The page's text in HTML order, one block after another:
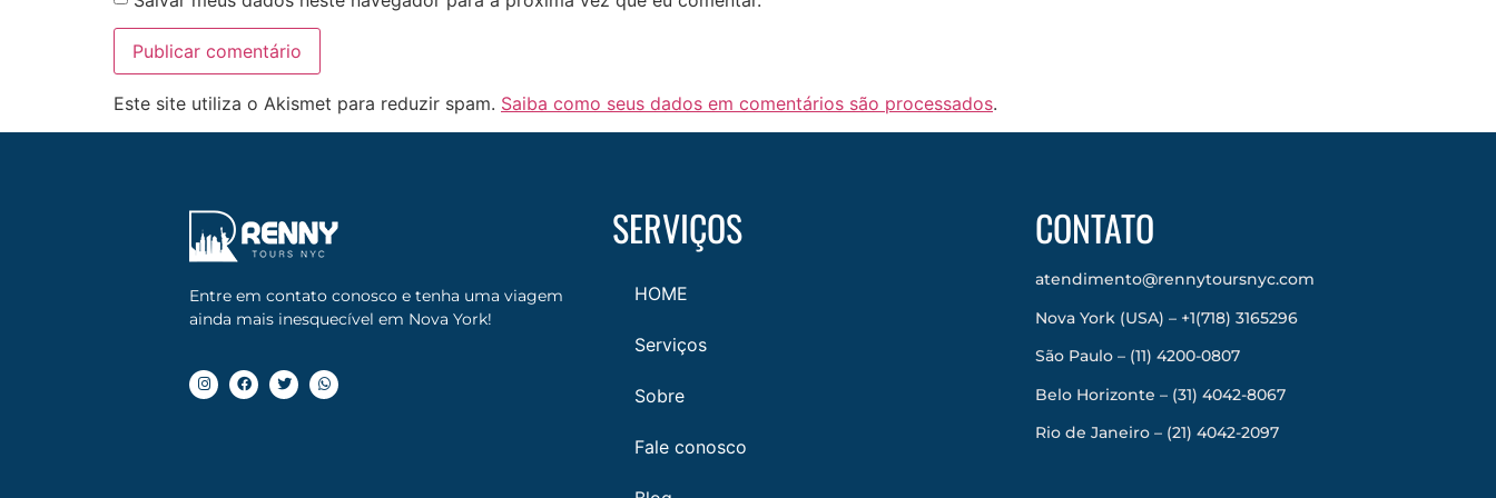
Este site utiliza o Akismet para reduzir spam. Saiba como seus dados em comentários são processados.
Entre em contato conosco e tenha uma viagem
ainda mais inesquecível em Nova York!
SERVIÇOS
HOME
Serviços
Sobre
Fale conosco
CONTATO
atendimento@rennytoursnyc.com
Nova York (USA) – +1(718) 3165296
São Paulo – (11) 4200-0807
Belo Horizonte – (31) 4042-8067
Rio de Janeiro – (21) 4042-2097